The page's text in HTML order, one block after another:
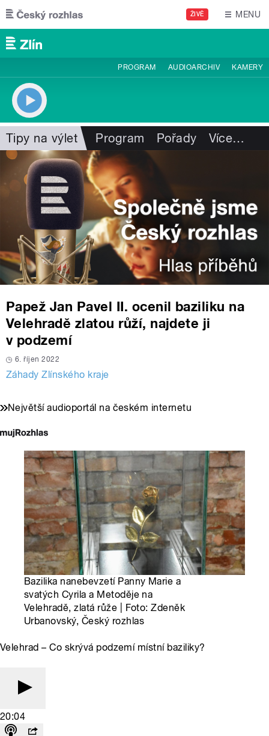
Přejít k hlavnímu obsahu
ŽIVĚ MENU
PROGRAM AUDIOARCHIV KAMERY
Tipy na výlet Program Pořady Více…
Papež Jan Pavel II. ocenil baziliku na
Velehradě zlatou růží, najdete ji
v podzemí
6. říjen 2022
Záhady Zlínského kraje
Největší audioportál na českém internetu
Bazilika nanebevzetí Panny Marie a
svatých Cyrila a Metoděje na
Velehradě, zlatá růže | Foto: Zdeněk
Urbanovský, Český rozhlas
Velehrad – Co skrývá podzemí místní baziliky?
20:04